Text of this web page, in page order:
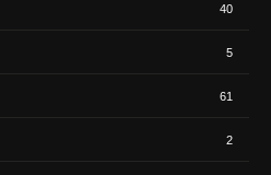
40
5
61
2